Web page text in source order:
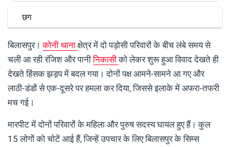
छग
बिलासपुर।कोनी थाना क्षेत्र में दो पड़ोसी परिवारों के बीच लंबे समय से
चली आ रही रंजिश और पानीनिकासीको लेकर शुरू हुआ विवाद देखते ही
देखते हिंसक झड़प में बदल गया। दोनों पक्ष आमने-सामने आ गए और
लाठी-डंडों से एक-दूसरे पर हमला कर दिया, जिससे इलाके में अफरा-तफरी
मच गई।
मारपीट में दोनों परिवारों के महिला और पुरुष सदस्य घायल हुए हैं। कुल
15 लोगों को चोटें आई हैं, जिन्हें उपचार के लिए बिलासपुर के सिम्स